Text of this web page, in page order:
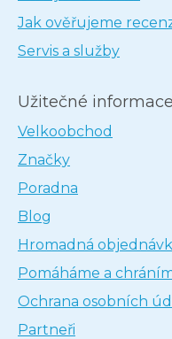
Jak ověřujeme
Servis a služby
Užitečné informace
Velkoobchod
Značky
Poradna
Blog
Hromadná
Pomáháme a
Ochrana osobních
Partneři